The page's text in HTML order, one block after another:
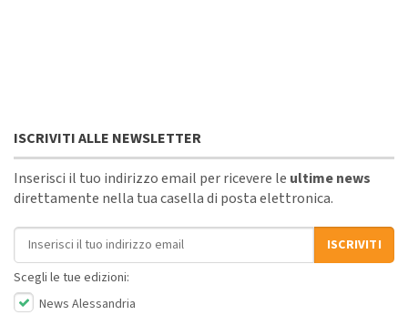
ISCRIVITI ALLE NEWSLETTER
Inserisci il tuo indirizzo email per ricevere le ultime news
direttamente nella tua casella di posta elettronica.
Indirizzo email
ISCRIVITI
Scegli le tue edizioni:
News Alessandria